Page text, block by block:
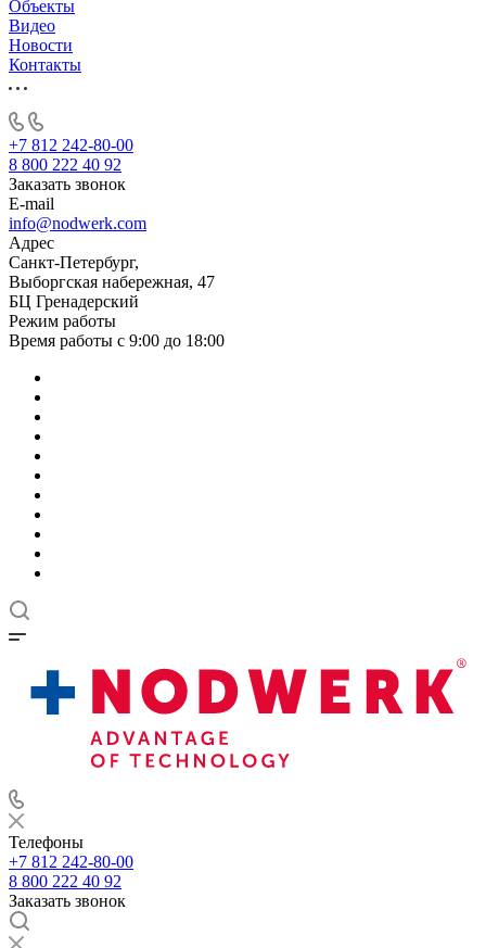
Объекты
Видео
Новости
Контакты
+7 812 242-80-00
8 800 222 40 92
Заказать звонок
E-mail
info@nodwerk.com
Адрес
Санкт-Петербург,
Выборгская набережная, 47
БЦ Гренадерский
Режим работы
Время работы с 9:00 до 18:00
Телефоны
+7 812 242-80-00
8 800 222 40 92
Заказать звонок